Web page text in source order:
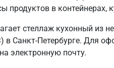
продуктов в контейнерах,
стеллаж кухонный
Для
электронную почту.